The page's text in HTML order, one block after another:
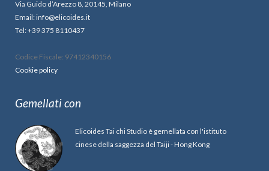
Via Guido d’Arezzo 8, 20145, Milano
Email: info@elicoides.it
Tel: +39 375 8110437
Codice Fiscale: 97412340156
Cookie policy
Gemellati con
Elicoides Tai chi Studio è gemellata con l'istituto
cinese della saggezza del Taiji - Hong Kong